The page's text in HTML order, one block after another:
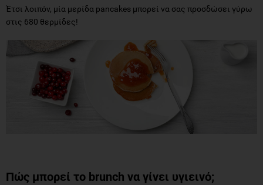
Έτσι λοιπόν, μία μερίδα pancakes μπορεί να σας προσδώσει γύρω
στις 680 θερμίδες!
Πώς μπορεί το brunch να γίνει υγιεινό;